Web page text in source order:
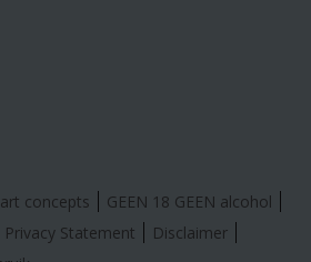
concepts
GEEN 18 GEEN alcohol
Privacy Statement
Disclaimer